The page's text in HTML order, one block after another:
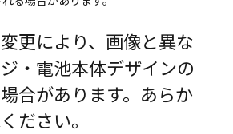
更により、画像と異な
・電池本体デザインの
合があります。あらか
ださい。